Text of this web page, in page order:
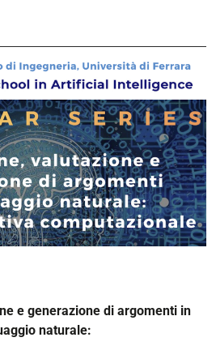
e generazione di argomenti in
naturale: